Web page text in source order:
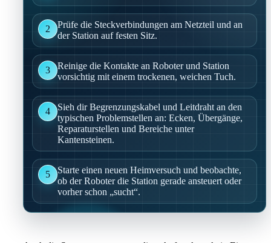
2
Prüfe die Steckverbindungen am Netzteil und an
der Station auf festen Sitz.
3
Reinige die Kontakte an Roboter und Station
vorsichtig mit einem trockenen, weichen Tuch.
4
Sieh dir Begrenzungskabel und Leitdraht an den
typischen Problemstellen an: Ecken, Übergänge,
Reparaturstellen und Bereiche unter
Kantensteinen.
5
Starte einen neuen Heimversuch und beobachte,
ob der Roboter die Station gerade ansteuert oder
vorher schon „sucht“.